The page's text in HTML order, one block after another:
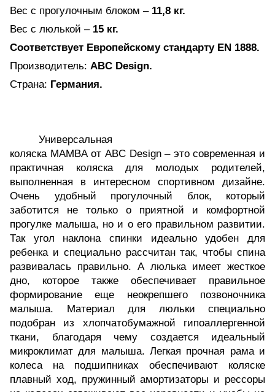
Вес с прогулочным блоком – 11,8 кг.
Вес с люлькой – 15 кг.
Соответствует Европейскому стандарту EN 1888.
Производитель: ABC Design.
Страна: Германия.
Универсальная
коляска MAMBAот ABC Design– это современная и
практичная коляска для молодых родителей,
выполненная в интересном спортивном дизайне.
Очень удобный прогулочный блок, который
заботится не только о приятной и комфортной
прогулке малыша, но и о его правильном развитии.
Так угол наклона спинки идеально удобен для
ребенка и специально рассчитан так, чтобы спина
развивалась правильно. А люлька имеет жесткое
дно, которое также обеспечивает правильное
формирование еще неокрепшего позвоночника
малыша. Материал для люльки специально
подобран из хлопчатобумажной гипоаллергенной
ткани, благодаря чему создается идеальный
микроклимат для малыша. Легкая прочная рама и
колеса на подшипниках обеспечивают коляске
плавный ход, пружинный амортизаторы и рессоры